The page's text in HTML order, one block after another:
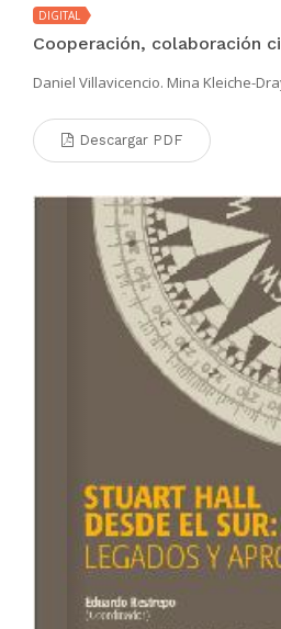
DIGITAL
Daniel Villavicencio. Mina Kleiche-
Descargar PDF